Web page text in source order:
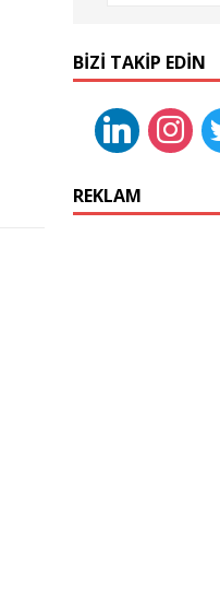
BIZI TAKIP EDIN
REKLAM